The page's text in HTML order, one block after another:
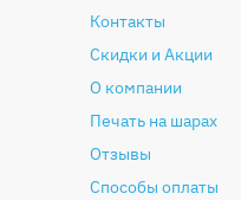
Контакты
Скидки и Акции
О компании
Печать на шарах
Отзывы
Способы оплаты